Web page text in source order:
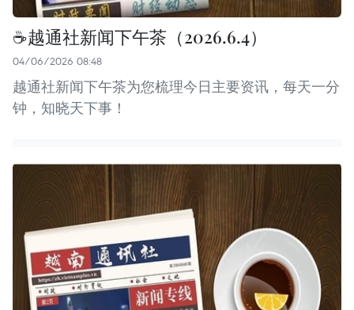
☕️越通社新闻下午茶（2026.6.4）
04/06/2026 08:48
越通社新闻下午茶为您梳理今日主要资讯，每天一分
钟，知晓天下事！